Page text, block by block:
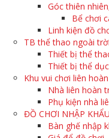
Góc thiên
Bể chơi
Linh kiện đồ
TB thể thao ngoài trời
Thiết bị thể
Thiết bị thể
Khu vui chơi liên hoàn
Nhà liên hoàn
Phụ kiện nhà
ĐỒ CHƠI NHẬP KHẨU
Bàn ghế nhập